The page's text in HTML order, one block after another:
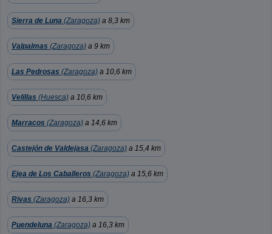
Sierra de Luna (Zaragoza) a 8,3 km
Valpalmas (Zaragoza) a 9 km
Las Pedrosas (Zaragoza) a 10,6 km
Velillas (Huesca) a 10,6 km
Marracos (Zaragoza) a 14,6 km
Castejón de Valdejasa (Zaragoza) a 15,4 km
Ejea de Los Caballeros (Zaragoza) a 15,6 km
Rivas (Zaragoza) a 16,3 km
Puendeluna (Zaragoza) a 16,3 km